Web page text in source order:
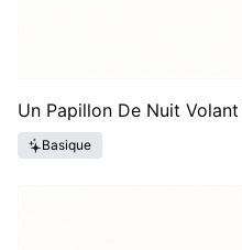
Un Papillon De Nuit
Basique